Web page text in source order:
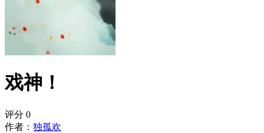
戏神！
评分 0
作者： 独孤欢